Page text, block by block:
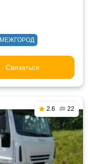
МЕЖГОРОД
Связаться
2.6 22